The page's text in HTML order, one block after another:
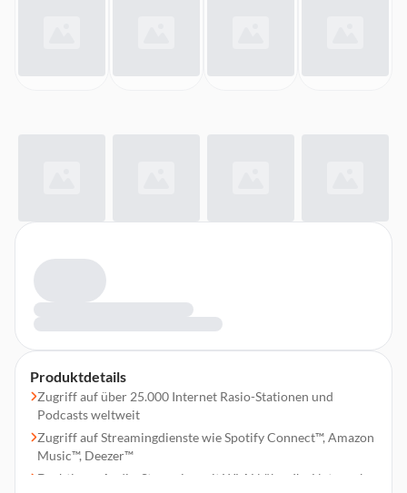
Produktdetails
Zugriff auf über 25.000 Internet Rasio-Stationen und
Podcasts weltweit
Zugriff auf Streamingdienste wie Spotify Connect™, Amazon
Music™, Deezer™
Drahtloses Audio-Streaming mit WLAN über Ihr Netzwerk